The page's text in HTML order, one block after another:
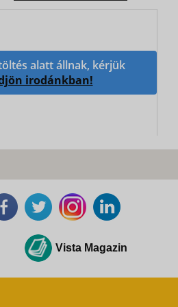
alatt állnak, kérjük
irodánkban!
Vista Magazin